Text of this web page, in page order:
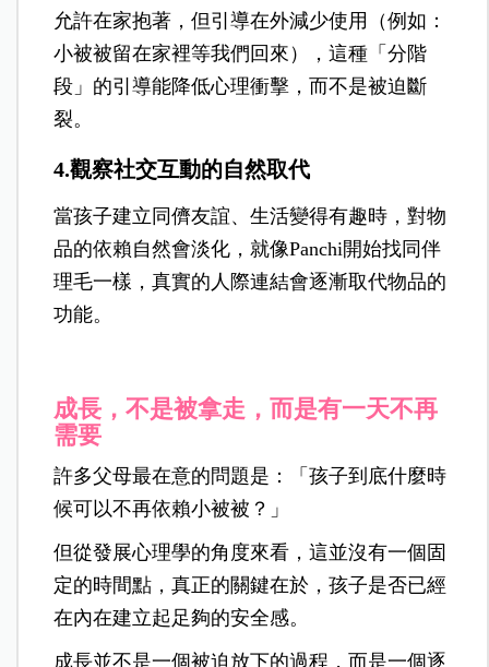
允許在家抱著，但引導在外減少使用（例如：
小被被留在家裡等我們回來），這種「分階
段」的引導能降低心理衝擊，而不是被迫斷
裂。
4.觀察社交互動的自然取代
當孩子建立同儕友誼、生活變得有趣時，對物
品的依賴自然會淡化，就像Panchi開始找同伴
理毛一樣，真實的人際連結會逐漸取代物品的
功能。
成長，不是被拿走，而是有一天不再
需要
許多父母最在意的問題是：「孩子到底什麼時
候可以不再依賴小被被？」
但從發展心理學的角度來看，這並沒有一個固
定的時間點，真正的關鍵在於，孩子是否已經
在內在建立起足夠的安全感。
成長並不是一個被迫放下的過程，而是一個逐